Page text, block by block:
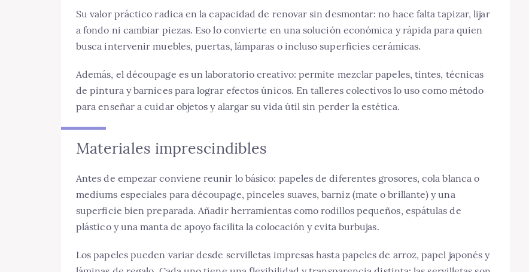
Su valor práctico radica en la capacidad de renovar sin desmontar: no hace falta tapizar, lijar
a fondo ni cambiar piezas. Eso lo convierte en una solución económica y rápida para quien
busca intervenir muebles, puertas, lámparas o incluso superficies cerámicas.
Además, el découpage es un laboratorio creativo: permite mezclar papeles, tintes, técnicas
de pintura y barnices para lograr efectos únicos. En talleres colectivos lo uso como método
para enseñar a cuidar objetos y alargar su vida útil sin perder la estética.
Materiales imprescindibles
Antes de empezar conviene reunir lo básico: papeles de diferentes grosores, cola blanca o
mediums especiales para découpage, pinceles suaves, barniz (mate o brillante) y una
superficie bien preparada. Añadir herramientas como rodillos pequeños, espátulas de
plástico y una manta de apoyo facilita la colocación y evita burbujas.
Los papeles pueden variar desde servilletas impresas hasta papeles de arroz, papel japonés y